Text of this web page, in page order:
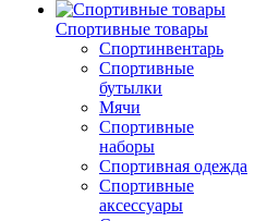
Спортивные товары
Спортинвентарь
Спортивные
бутылки
Мячи
Спортивные
наборы
Спортивная одежда
Спортивные
аксессуары